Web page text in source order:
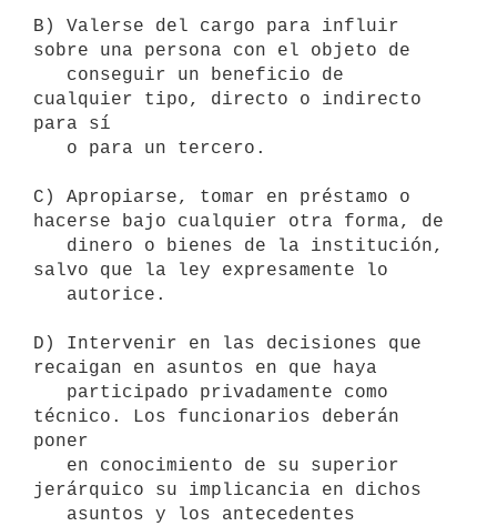
B) Valerse del cargo para influir
sobre una persona con el objeto de
cualquier tipo, directo o indirecto
para sí
C) Apropiarse, tomar en préstamo o
hacerse bajo cualquier otra forma, de
salvo que la ley expresamente lo
D) Intervenir en las decisiones que
recaigan en asuntos en que haya
técnico. Los funcionarios deberán
poner
jerárquico su implicancia en dichos